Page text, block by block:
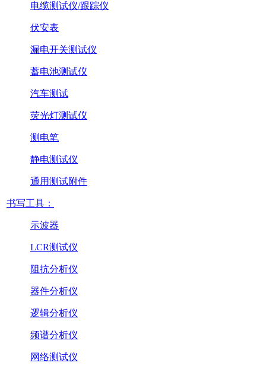
电缆测试仪/跟踪仪
伏安表
漏电开关测试仪
蓄电池测试仪
汽车测试
荧光灯测试仪
测电笔
静电测试仪
通用测试附件
书写工具：
示波器
LCR测试仪
阻抗分析仪
器件分析仪
逻辑分析仪
频谱分析仪
网络测试仪